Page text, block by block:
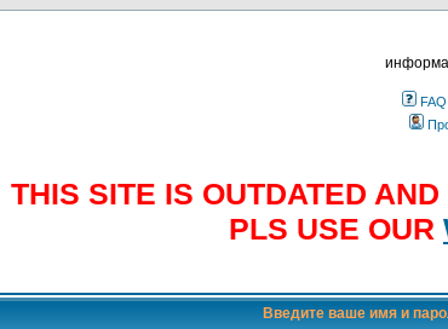
FAQ
THIS SITE IS OUTDATED
PLS USE OUR
Введите ваше имя и